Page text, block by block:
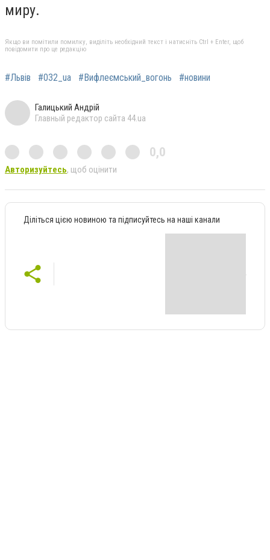
миру.
Якщо ви помітили помилку, виділіть необхідний текст і натисніть Ctrl + Enter, щоб
повідомити про це редакцію
#Львів #032_ua #Вифлеємський_вогонь #новини
Галицький Андрій
Главный редактор сайта 44.ua
0,0
Авторизуйтесь, щоб оцінити
Діліться цією новиною та підписуйтесь на наші канали